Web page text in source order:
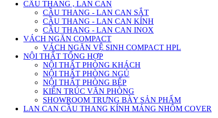
CẦU THANG , LAN CAN
CẦU THANG - LAN CAN SẮT
CẦU THANG - LAN CAN KÍNH
CẦU THANG - LAN CAN INOX
VÁCH NGĂN COMPACT
VÁCH NGĂN VỆ SINH COMPACT HPL
NỘI THẤT TỔNG HỢP
NỘI THẤT PHÒNG KHÁCH
NỘI THẤT PHÒNG NGỦ
NỘI THẤT PHÒNG BẾP
KIẾN TRÚC VĂN PHÒNG
SHOWROOM TRƯNG BÀY SẢN PHẨM
LAN CAN CẦU THANG KÍNH MÁNG NHÔM COVER